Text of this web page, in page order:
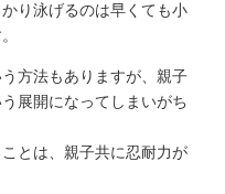
り泳げるのは早くても小
方法もありますが、親子
展開になってしまいがち
とは、親子共に忍耐力が